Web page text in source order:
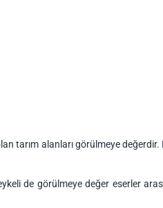
tarım alanları görülmeye
de görülmeye değer eserler